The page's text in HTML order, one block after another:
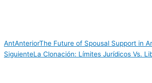
AntAnteriorThe Future of Spousal Support in
SiguienteLa Clonación: Límites Jurídicos Vs.